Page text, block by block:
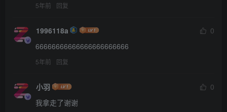
5年前 回复
1996118a
0
66666666666666666666666
5年前 回复
小羽
0
我拿走了谢谢